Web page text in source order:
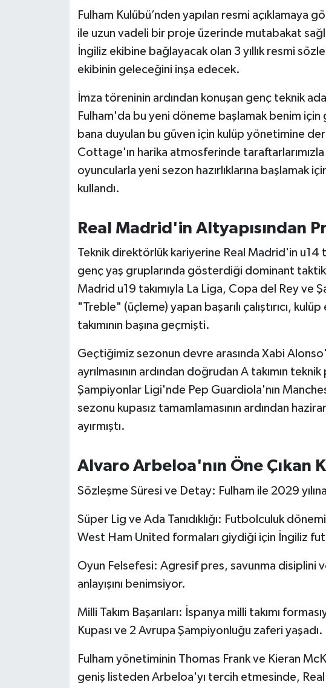
Fulham Kulübü’nden yapılan resmi açıklamaya
ile uzun vadeli bir proje üzerinde mutabakat
İngiliz ekibine bağlayacak olan 3 yıllık resmi
ekibinin geleceğini inşa edecek.
İmza töreninin ardından konuşan genç teknik
Fulham'da bu yeni döneme başlamak benim
bana duyulan bu güven için kulüp yönetimine
Cottage'ın harika atmosferinde
oyuncularla yeni sezon hazırlıklarına başlamak
kullandı.
Real Madrid'in Altyapısından
Teknik direktörlük kariyerine Real Madrid'in u14
genç yaş gruplarında gösterdiği dominant taktik
Madrid u19 takımıyla La Liga, Copa del Rey ve
"Treble" (üçleme) yapan başarılı çalıştırıcı,
takımının başına geçmişti.
Geçtiğimiz sezonun devre arasında Xabi
ayrılmasının ardından doğrudan A takımın
Şampiyonlar Ligi'nde Pep Guardiola'nın
sezonu kupasız tamamlamasının ardından
ayırmıştı.
Alvaro Arbeloa'nın Öne Çıkan
Sözleşme Süresi ve Detay: Fulham ile 2029
Süper Lig ve Ada Tanıdıklığı: Futbolculuk
West Ham United formaları giydiği için İngiliz
Oyun Felsefesi: Agresif pres, savunma disiplini
anlayışını benimsiyor.
Milli Takım Başarıları: İspanya milli takımı
Kupası ve 2 Avrupa Şampiyonluğu zaferi yaşadı.
Fulham yönetiminin Thomas Frank ve Kieran
geniş listeden Arbeloa'yı tercih etmesinde,
Savaştepe
SEYAHAT
SÜRMANŞET
TARİHTE BUGÜN
VİZYONDAKİLER